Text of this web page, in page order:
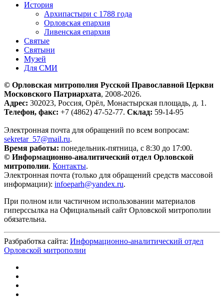
История
Архипастыри с 1788 года
Орловская епархия
Ливенская епархия
Святые
Святыни
Музей
Для СМИ
© Орловская митрополия Русской Православной Церкви
Московского Патриархата, 2008-2026.
Адрес: 302023, Россия, Орёл, Монастырская площадь, д. 1.
Телефон, факс: +7 (4862) 47-52-77. Склад: 59-14-95
Электронная почта для обращений по всем вопросам:
sekretar_57@mail.ru.
Время работы: понедельник-пятница, с 8:30 до 17:00.
© Информационно-аналитический отдел Орловской
митрополии. Контакты.
Электронная почта (только для обращений средств массовой
информации): infoeparh@yandex.ru.
При полном или частичном использовании материалов
гиперссылка на Официальный сайт Орловской митрополии
обязательна.
Разбработка сайта: Информационно-аналитический отдел
Орловской митрополии